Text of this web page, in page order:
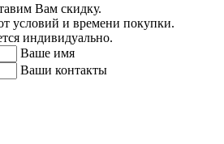
Вам скидку.
условий и времени покупки.
индивидуально.
Ваше имя
Ваши контакты